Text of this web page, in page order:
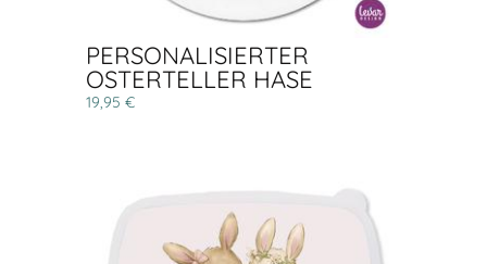
PERSONALISIERTER
OSTERTELLER HASE
19,95 €